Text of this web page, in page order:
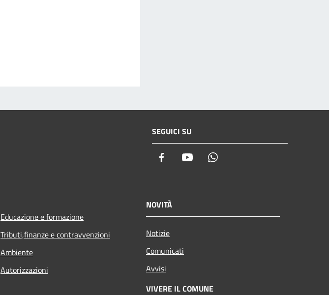
SEGUICI SU
Facebook Youtube
Educazione e formazione
Tributi,finanze e contravvenzioni
Ambiente
Autorizzazioni
NOVITÀ
Notizie
Comunicati
Avvisi
VIVERE IL COMUNE